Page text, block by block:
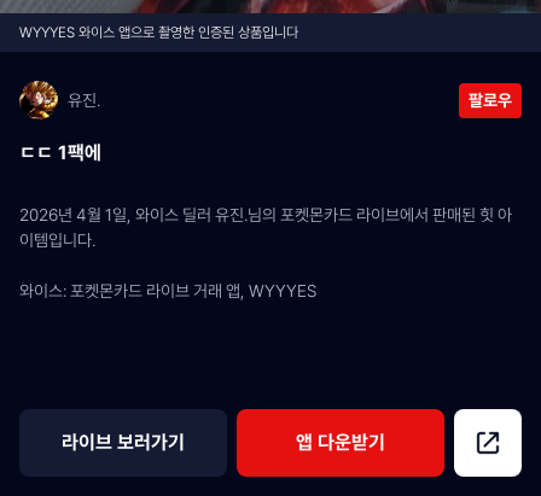
WYYYES 와이스 앱으로 촬영한 인증된 상품입니다
유진. 팔로우
ㄷㄷ 1팩에
2026년 4월 1일, 와이스 딜러 유진.님의 포켓몬카드 라이브에서 판매된 힛 아
이템입니다.
와이스: 포켓몬카드 라이브 거래 앱, WYYYES
라이브 보러가기 앱 다운받기